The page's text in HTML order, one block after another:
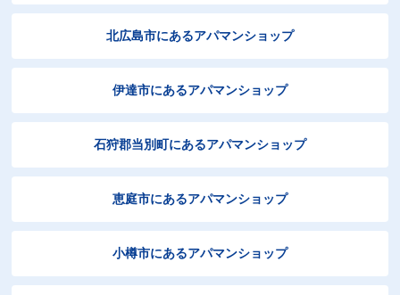
北広島市にあるアパマンショップ
伊達市にあるアパマンショップ
石狩郡当別町にあるアパマンショップ
恵庭市にあるアパマンショップ
小樽市にあるアパマンショップ